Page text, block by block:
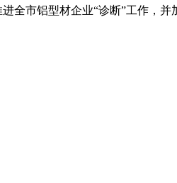
全市铝型材企业“诊断”工作，